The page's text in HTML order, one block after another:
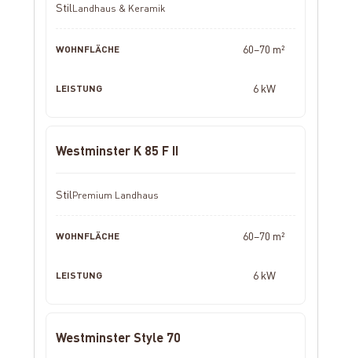
Landhaus & Keramik
60–70 m²
6 kW
Westminster K 85 F II
Premium Landhaus
60–70 m²
6 kW
Westminster Style 70